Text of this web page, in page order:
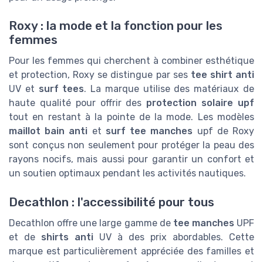
Roxy : la mode et la fonction pour les
femmes
Pour les femmes qui cherchent à combiner esthétique
et protection, Roxy se distingue par ses tee shirt anti
UV et surf tees. La marque utilise des matériaux de
haute qualité pour offrir des protection solaire upf
tout en restant à la pointe de la mode. Les modèles
maillot bain anti et surf tee manches upf de Roxy
sont conçus non seulement pour protéger la peau des
rayons nocifs, mais aussi pour garantir un confort et
un soutien optimaux pendant les activités nautiques.
Decathlon : l'accessibilité pour tous
Decathlon offre une large gamme de tee manches UPF
et de shirts anti UV à des prix abordables. Cette
marque est particulièrement appréciée des familles et